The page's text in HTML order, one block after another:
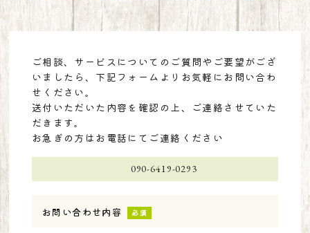
ご相談、サービスについてのご質問やご要望がござ
いましたら、下記フォームよりお気軽にお問い合わ
せください。
送付いただいた内容を確認の上、ご連絡させていた
だきます。
お急ぎの方はお電話にてご連絡ください
090-6419-0293
お問い合わせ内容 必須